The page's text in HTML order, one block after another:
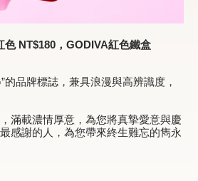
色 NT$180，GODIVA紅色鐵盒
的品牌標誌，兼具浪漫與高辨識度，
滿載濃情厚意，為您將真摯愛意與慶
感謝的人，為您帶來終生難忘的雋永